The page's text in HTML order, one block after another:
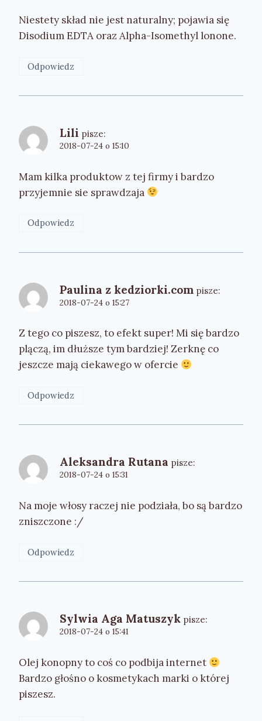
Niestety skład nie jest naturalny; pojawia się
Disodium EDTA oraz Alpha-Isomethyl lonone.
Odpowiedz
Lili pisze:
2018-07-24 o 15:10
Mam kilka produktow z tej firmy i bardzo
przyjemnie sie sprawdzaja
Odpowiedz
Paulina z kedziorki.com pisze:
2018-07-24 o 15:27
Z tego co piszesz, to efekt super! Mi się bardzo
plączą, im dłuższe tym bardziej! Zerknę co
jeszcze mają ciekawego w ofercie
Odpowiedz
Aleksandra Rutana pisze:
2018-07-24 o 15:31
Na moje włosy raczej nie podziała, bo są bardzo
zniszczone :/
Odpowiedz
Sylwia Aga Matuszyk pisze:
2018-07-24 o 15:41
Olej konopny to coś co podbija internet
Bardzo głośno o kosmetykach marki o której
piszesz.